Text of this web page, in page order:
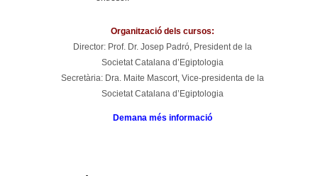
Organització dels cursos:
Director: Prof. Dr. Josep Padró, President de la
Societat Catalana d’Egiptologia
Secretària: Dra. Maite Mascort, Vice-presidenta de la
Societat Catalana d’Egiptologia
Demana més informació